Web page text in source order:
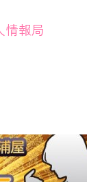
情報局